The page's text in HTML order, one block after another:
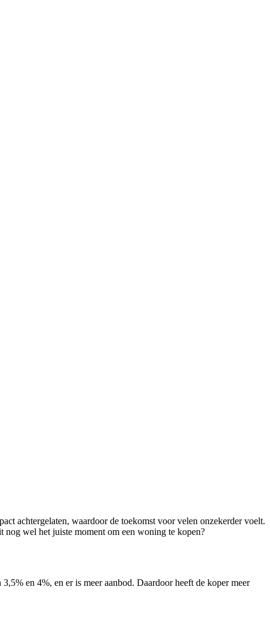
achtergelaten, waardoor de toekomst voor velen onzekerder voelt.
nog wel het juiste moment om een woning te kopen?
en 4%, en er is meer aanbod. Daardoor heeft de koper meer